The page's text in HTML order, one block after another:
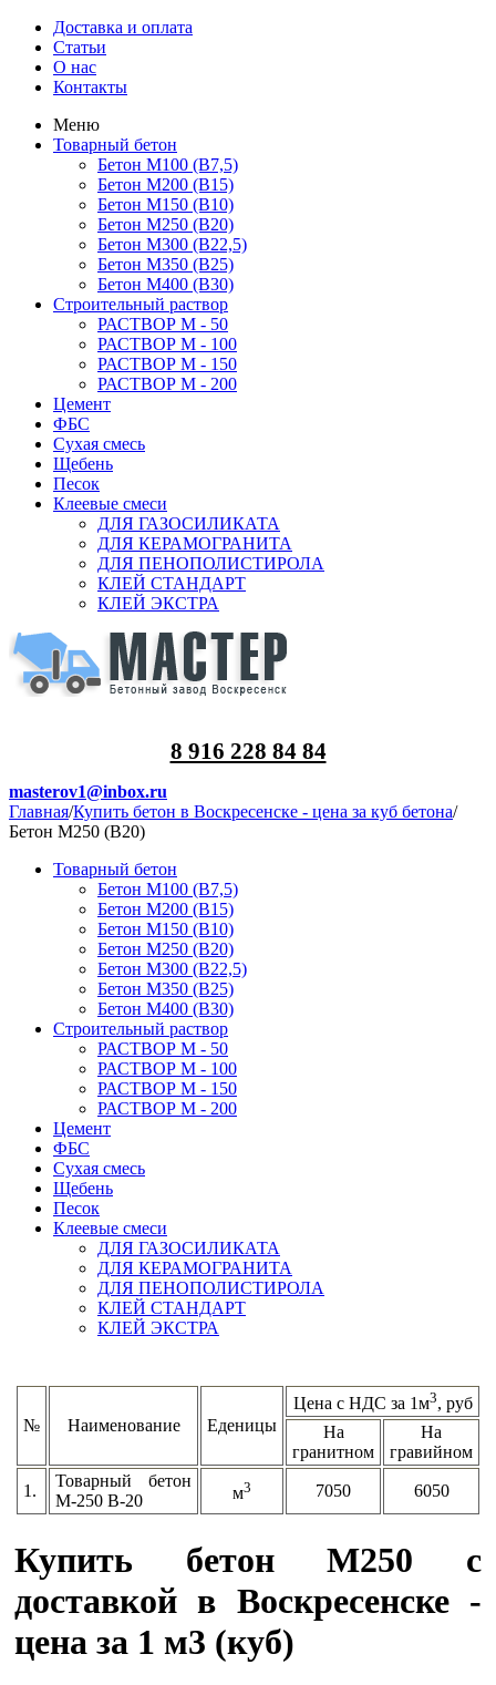
Доставка и оплата
Статьи
О нас
Контакты
Меню
Товарный бетон
Бетон М100 (B7,5)
Бетон М200 (В15)
Бетон М150 (В10)
Бетон М250 (В20)
Бетон М300 (В22,5)
Бетон М350 (В25)
Бетон М400 (В30)
Строительный раствор
РАСТВОР М - 50
РАСТВОР М - 100
РАСТВОР М - 150
РАСТВОР М - 200
Цемент
ФБС
Сухая смесь
Щебень
Песок
Клеевые смеси
ДЛЯ ГАЗОСИЛИКАТА
ДЛЯ КЕРАМОГРАНИТА
ДЛЯ ПЕНОПОЛИСТИРОЛА
КЛЕЙ СТАНДАРТ
КЛЕЙ ЭКСТРА
8 916 228 84 84
masterov1@inbox.ru
Главная/Купить бетон в Воскресенске - цена за куб бетона/
Бетон М250 (В20)
Товарный бетон
Бетон М100 (B7,5)
Бетон М200 (В15)
Бетон М150 (В10)
Бетон М250 (В20)
Бетон М300 (В22,5)
Бетон М350 (В25)
Бетон М400 (В30)
Строительный раствор
РАСТВОР М - 50
РАСТВОР М - 100
РАСТВОР М - 150
РАСТВОР М - 200
Цемент
ФБС
Сухая смесь
Щебень
Песок
Клеевые смеси
ДЛЯ ГАЗОСИЛИКАТА
ДЛЯ КЕРАМОГРАНИТА
ДЛЯ ПЕНОПОЛИСТИРОЛА
КЛЕЙ СТАНДАРТ
КЛЕЙ ЭКСТРА
№ Наименование Еденицы
Цена с НДС за 1м3, руб
На
гранитном
На
гравийном
1.
Товарный бетон
М-250 В-20
м3 7050 6050
Купить бетон М250 с
доставкой в Воскресенске -
цена за 1 м3 (куб)